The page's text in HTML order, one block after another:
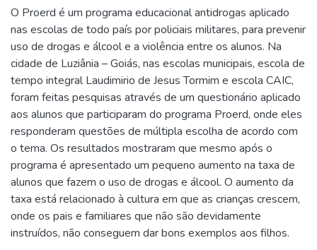
O Proerd é um programa educacional antidrogas aplicado
nas escolas de todo país por policiais militares, para prevenir
uso de drogas e álcool e a violência entre os alunos. Na
cidade de Luziânia – Goiás, nas escolas municipais, escola de
tempo integral Laudimirio de Jesus Tormim e escola CAIC,
foram feitas pesquisas através de um questionário aplicado
aos alunos que participaram do programa Proerd, onde eles
responderam questões de múltipla escolha de acordo com
o tema. Os resultados mostraram que mesmo após o
programa é apresentado um pequeno aumento na taxa de
alunos que fazem o uso de drogas e álcool. O aumento da
taxa está relacionado à cultura em que as crianças crescem,
onde os pais e familiares que não são devidamente
instruídos, não conseguem dar bons exemplos aos filhos.